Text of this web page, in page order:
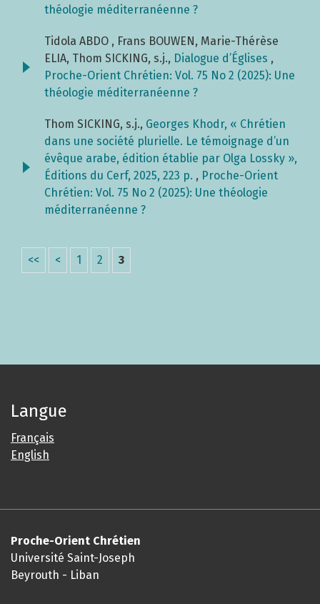
théologie méditerranéenne ?
Tidola ABDO , Frans BOUWEN, Marie-Thérèse
ELIA, Thom SICKING, s.j., Dialogue d’Églises ,
Proche-Orient Chrétien: Vol. 75 No 2 (2025): Une
théologie méditerranéenne ?
Thom SICKING, s.j., Georges Khodr, « Chrétien
dans une société plurielle. Le témoignage d’un
évêque arabe, édition établie par Olga Lossky »,
Éditions du Cerf, 2025, 223 p. , Proche-Orient
Chrétien: Vol. 75 No 2 (2025): Une théologie
méditerranéenne ?
<< < 1 2 3
Langue
Français
English
Proche-Orient Chrétien
Université Saint-Joseph
Beyrouth - Liban